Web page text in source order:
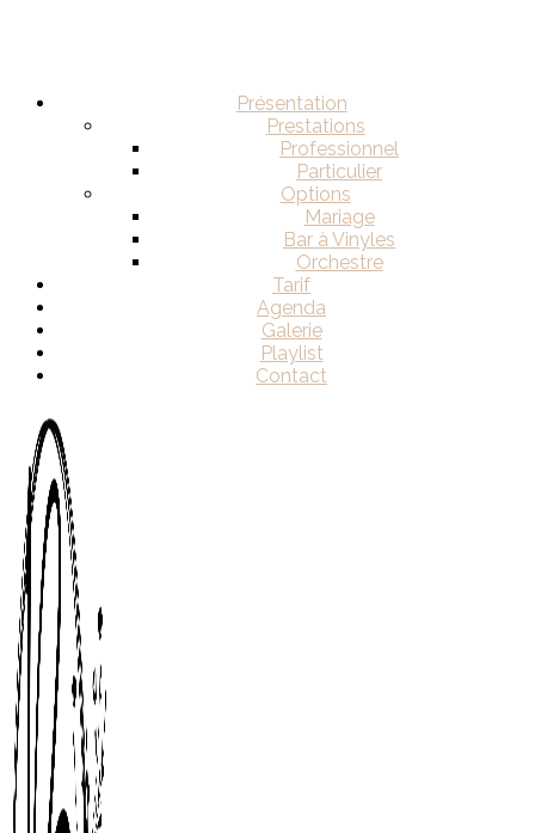
Présentation
Prestations
Professionnel
Particulier
Options
Mariage
Bar à Vinyles
Orchestre
Tarif
Agenda
Galerie
Playlist
Contact